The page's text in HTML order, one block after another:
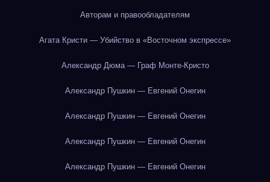
Авторам и правообладателям
Агата Кристи — Убийство в «Восточном экспрессе»
Александр Дюма — Граф Монте-Кристо
Александр Пушкин — Евгений Онегин
Александр Пушкин — Евгений Онегин
Александр Пушкин — Евгений Онегин
Александр Пушкин — Евгений Онегин